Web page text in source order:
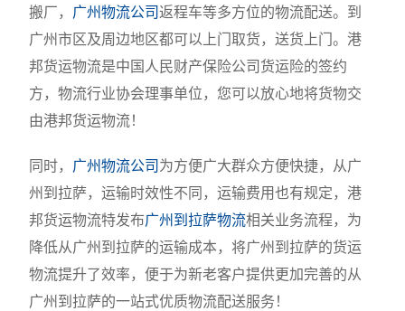
搬厂， 广州物流公司返程车等多方位的物流配送。到
广州市区及周边地区都可以上门取货，送货上门。港
邦货运物流是中国人民财产保险公司货运险的签约
方，物流行业协会理事单位，您可以放心地将货物交
由港邦货运物流！
同时， 广州物流公司 为方便广大群众方便快捷，从广
州到拉萨，运输时效性不同，运输费用也有规定，港
邦货运物流特发布广州到拉萨物流相关业务流程，为
降低从广州到拉萨的运输成本，将广州到拉萨的货运
物流提升了效率，便于为新老客户提供更加完善的从
广州到拉萨的一站式优质物流配送服务！